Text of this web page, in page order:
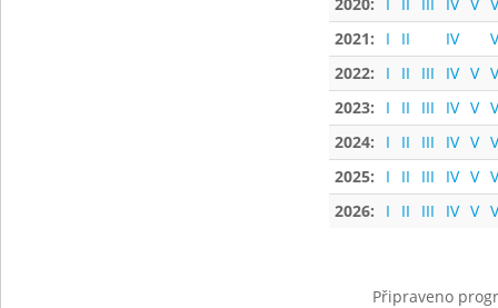
2021:
I II IV
2022:
I II III IV V
2023:
I II III IV V
2024:
I II III IV V
2025:
I II III IV V
2026:
I II III IV V
Připraveno